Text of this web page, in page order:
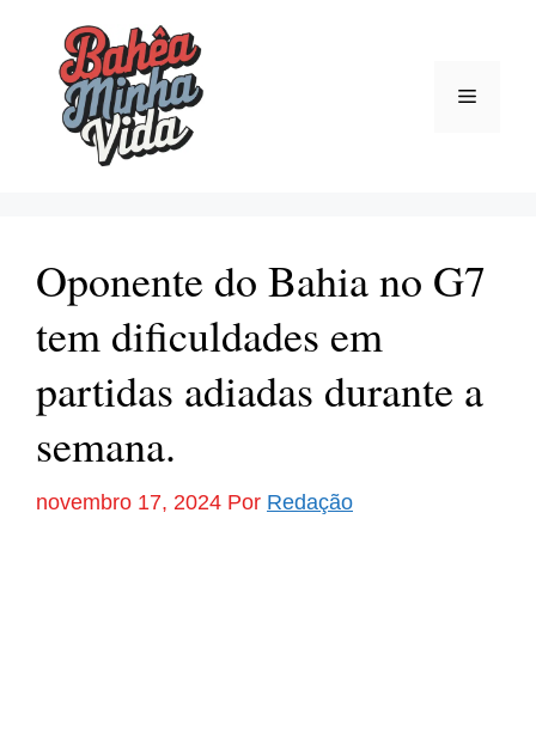
conteúdo
Menu
Oponente do Bahia no G7
tem dificuldades em
partidas adiadas durante a
semana.
novembro 17, 2024 Por Redação